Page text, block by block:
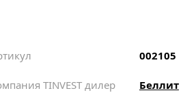
002105
TINVEST дилер Беллит